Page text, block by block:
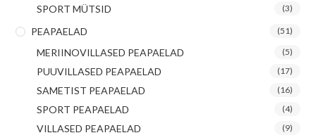
SPORT MÜTSID (3)
PEAPAELAD (51)
MERIINOVILLASED PEAPAELAD (5)
PUUVILLASED PEAPAELAD (17)
SAMETIST PEAPAELAD (16)
SPORT PEAPAELAD (4)
VILLASED PEAPAELAD (9)